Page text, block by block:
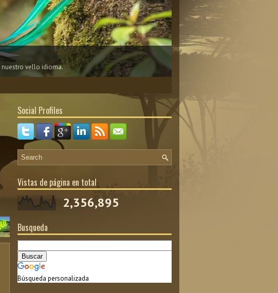
nuestro vello idioma.
Social Profiles
Vistas de página en total
2,356,895
Busqueda
Búsqueda personalizada